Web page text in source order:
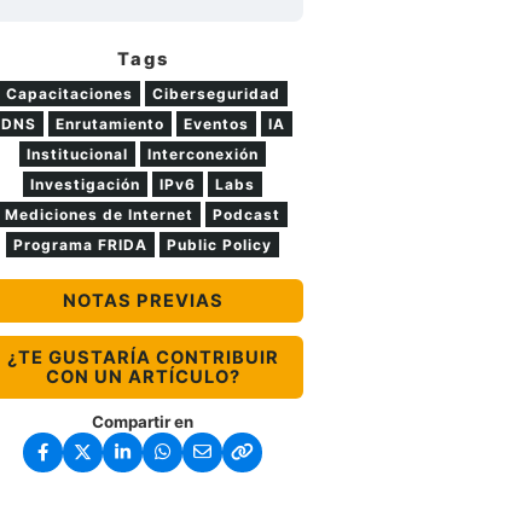
Tags
Capacitaciones
Ciberseguridad
DNS
Enrutamiento Eventos
IA
Institucional
Interconexión
Investigación
IPv6
Labs
Mediciones de Internet
Podcast
Programa FRIDA
Public Policy
NOTAS PREVIAS
¿TE GUSTARÍA CONTRIBUIR
CON UN ARTÍCULO?
Compartir en